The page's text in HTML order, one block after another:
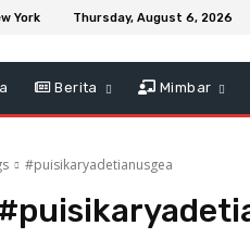
York Thursday, August 6, 2026
Berita Mimbar
#puisikaryadetianusgea